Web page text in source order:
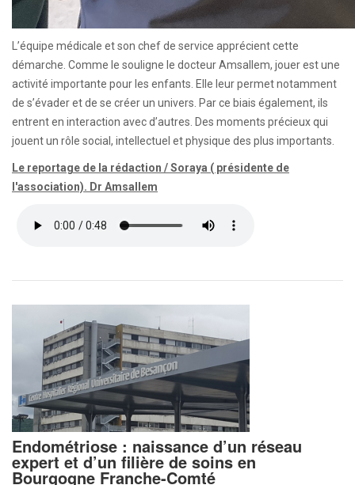
L’équipe médicale et son chef de service apprécient cette
démarche. Comme le souligne le docteur Amsallem, jouer est une
activité importante pour les enfants. Elle leur permet notamment
de s’évader et de se créer un univers. Par ce biais également, ils
entrent en interaction avec d’autres. Des moments précieux qui
jouent un rôle social, intellectuel et physique des plus importants.
Le reportage de la rédaction / Soraya ( présidente de
l'association). Dr Amsallem
Endométriose : naissance d’un réseau
expert et d’un filière de soins en
Bourgogne Franche-Comté